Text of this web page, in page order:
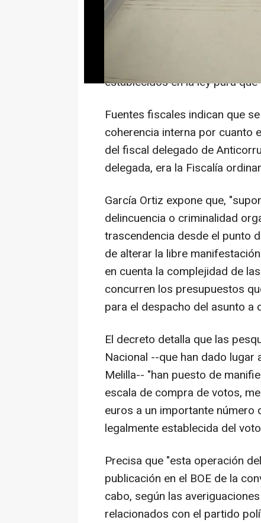
elecciones municipales y
Así consta en un decreto
establecidos en la ley para
Fuentes fiscales indican que
coherencia interna por cuanto
del fiscal delegado de
delegada, era la Fiscalía
García Ortiz expone que,
delincuencia o criminalidad
trascendencia desde el punto
de alterar la libre
en cuenta la complejidad de
concurren los presupuestos
para el despacho del asunto a
El decreto detalla que las
Nacional --que han dado lugar
Melilla-- "han puesto de
escala de compra de votos,
euros a un importante número
legalmente establecida del
Precisa que "esta operación
publicación en el BOE de la
cabo, según las
relacionados con el partido